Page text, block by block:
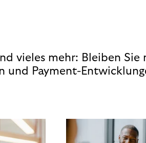
vieles mehr: Bleiben
und Payment-